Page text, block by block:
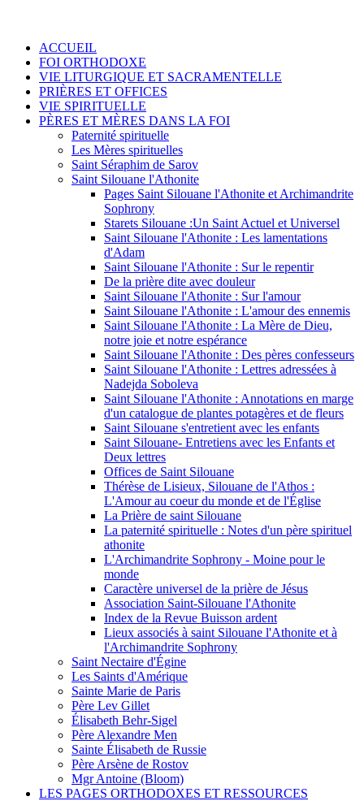
ACCUEIL
FOI ORTHODOXE
VIE LITURGIQUE ET SACRAMENTELLE
PRIÈRES ET OFFICES
VIE SPIRITUELLE
PÈRES ET MÈRES DANS LA FOI
Paternité spirituelle
Les Mères spirituelles
Saint Séraphim de Sarov
Saint Silouane l'Athonite
Pages Saint Silouane l'Athonite et Archimandrite
Sophrony
Starets Silouane :Un Saint Actuel et Universel
Saint Silouane l'Athonite : Les lamentations
d'Adam
Saint Silouane l'Athonite : Sur le repentir
De la prière dite avec douleur
Saint Silouane l'Athonite : Sur l'amour
Saint Silouane l'Athonite : L'amour des ennemis
Saint Silouane l'Athonite : La Mère de Dieu,
notre joie et notre espérance
Saint Silouane l'Athonite : Des pères confesseurs
Saint Silouane l'Athonite : Lettres adressées à
Nadejda Soboleva
Saint Silouane l'Athonite : Annotations en marge
d'un catalogue de plantes potagères et de fleurs
Saint Silouane s'entretient avec les enfants
Saint Silouane- Entretiens avec les Enfants et
Deux lettres
Offices de Saint Silouane
Thérèse de Lisieux, Silouane de l'Athos :
L'Amour au coeur du monde et de l'Église
La Prière de saint Silouane
La paternité spirituelle : Notes d'un père spirituel
athonite
L'Archimandrite Sophrony - Moine pour le
monde
Caractère universel de la prière de Jésus
Association Saint-Silouane l'Athonite
Index de la Revue Buisson ardent
Lieux associés à saint Silouane l'Athonite et à
l'Archimandrite Sophrony
Saint Nectaire d'Égine
Les Saints d'Amérique
Sainte Marie de Paris
Père Lev Gillet
Élisabeth Behr-Sigel
Père Alexandre Men
Sainte Élisabeth de Russie
Père Arsène de Rostov
Mgr Antoine (Bloom)
LES PAGES ORTHODOXES ET RESSOURCES